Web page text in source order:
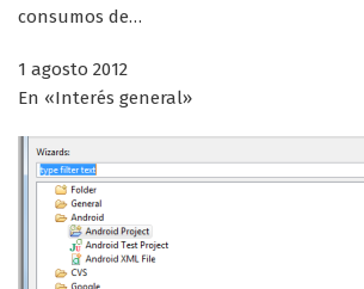
consumos de…
1 agosto 2012
En «Interés general»